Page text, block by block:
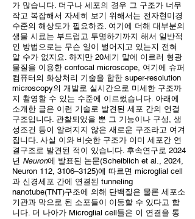
가 많습니다. 더구나 세포의 경우 그 구조가 너무
작고 복잡해서 자세히 보기 위해서는 전자현미경
수준의 해상도가 필요하죠. 여기에 더해 대부분의
생물 시료는 부드럽고 투명하기까지 해서 일반적
인 방법으로는 무슨 일이 벌어지고 있는지 전혀
알 수가 없지요. 하지만 20세기 말에 이르러 형광
물질을 이용한 confocal microscope, 여기에 슈퍼
컴퓨터의 화상처리 기술을 합한 super-resolution
microscopy의 개발로 실시간으로 미세한 구조까
지 촬영할 수 있는 수준에 이르렀습니다. 아래에
소개한 글은 이런 기술로 발견된 세포 간의 연결
구조입니다. 관찰되었을 뿐 그 기능이나 구성, 생
성조건 등이 알려지지 않은 새로운 구조라고 여겨
집니다. 사실 이와 비슷한 구조가 이미 세포간 연
결구조로 발견된 적이 있습니다. 후속연구로 2024
년 Neuron에 발표된 논문(Scheiblich et al., 2024,
Neuron 112, 3106–3125)에 따르면 microglial cell
과 신경세포 간에 연결된 tunneling
nanotube(TNT)구조에 의해 단백질은 물론 세포소
기관과 막으로 된 소포들이 이동할 수 있다고 합
니다. 더 나아가 Microglial cell들은 이 연결을 통